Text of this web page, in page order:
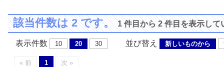
該当件数は 2 です。1 件目から 2 件目を表示して
表示件数 10 20 30 並び替え 新しいものから
« 前 1 次 »